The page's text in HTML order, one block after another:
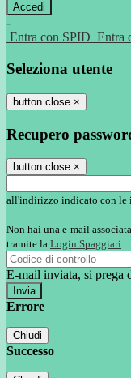
-
Entra con SPID Entra
Seleziona utente
button close ×
Recupero
button close ×
all'indirizzo indicato con le
Non hai una e-mail
tramite la Login Spaggiari
E-mail inviata, si prega
Errore
Chiudi
Successo